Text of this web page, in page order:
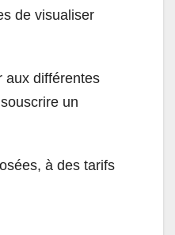
de visualiser
aux différentes
un
à des tarifs